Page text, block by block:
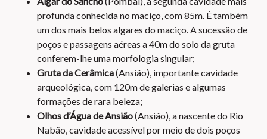
profunda conhecida no maciço, com 85m. É também
um dos mais belos algares do maciço. A sucessão de
poços e passagens aéreas a 40m do solo da gruta
conferem-lhe uma morfologia singular;
Gruta da Cerâmica(Ansião), importante cavidade
arqueológica, com 120m de galerias e algumas
formações de rara beleza;
Olhos d’Água de Ansião(Ansião), a nascente do Rio
Nabão, cavidade acessível por meio de dois poços